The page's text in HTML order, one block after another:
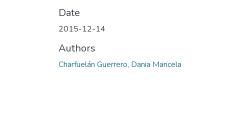
Date
2015-12-14
Authors
Charfuelán Guerrero, Dania Maricela